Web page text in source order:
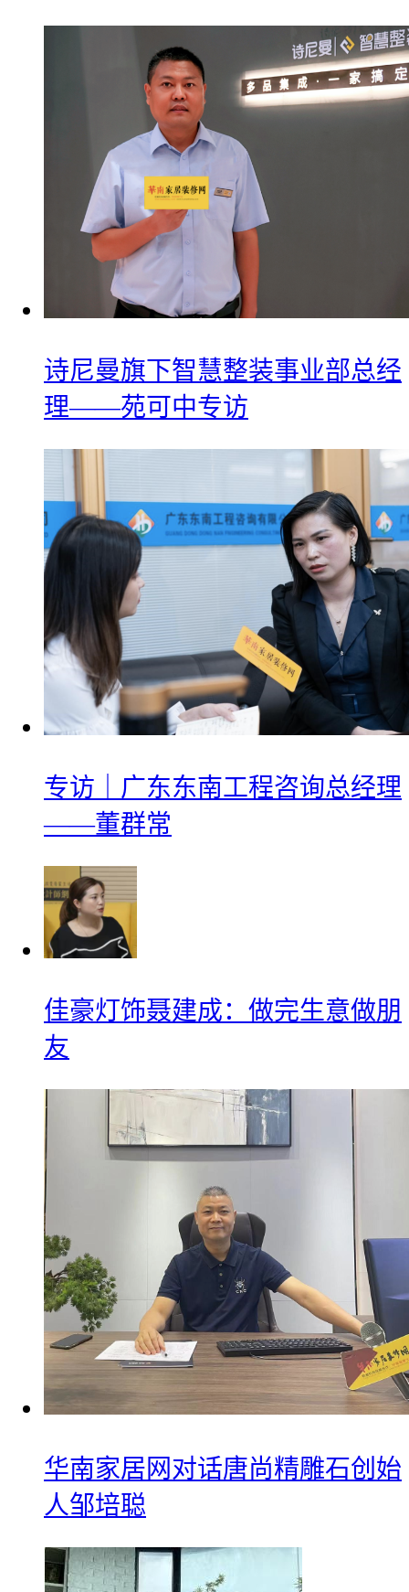
诗尼曼旗下智慧整装事业部总经
理——苑可中专访
专访｜广东东南工程咨询总经理
——董群常
佳豪灯饰聂建成：做完生意做朋
友
华南家居网对话唐尚精雕石创始
人邹培聪